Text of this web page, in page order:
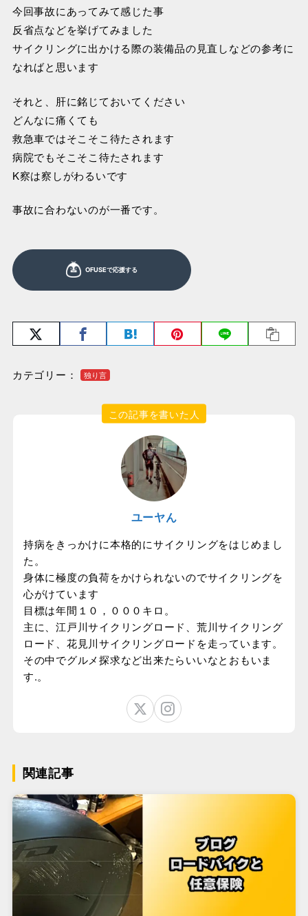
今回事故にあってみて感じた事
反省点などを挙げてみました
サイクリングに出かける際の装備品の見直しなどの参考に
なればと思います
それと、肝に銘じておいてください
どんなに痛くても
救急車ではそこそこ待たされます
病院でもそこそこ待たされます
K察は察しがわるいです
事故に合わないのが一番です。
カテゴリー： 独り言
この記事を書いた人
ユーヤん
持病をきっかけに本格的にサイクリングをはじめまし
た。
身体に極度の負荷をかけられないのでサイクリングを
心がけています
目標は年間１０，０００キロ。
主に、江戸川サイクリングロード、荒川サイクリング
ロード、花見川サイクリングロードを走っています。
その中でグルメ探求など出来たらいいなとおもいま
す.。
関連記事